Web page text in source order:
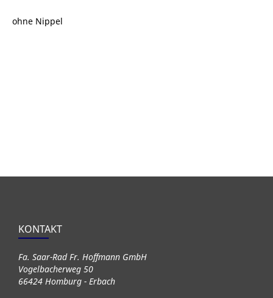
ohne Nippel
KONTAKT
Fa. Saar-Rad Fr. Hoffmann GmbH
Vogelbacherweg 50
66424 Homburg - Erbach